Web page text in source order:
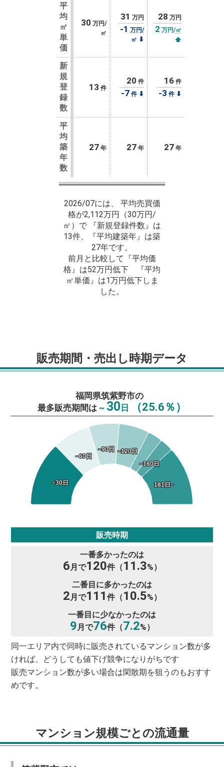
平
均
㎡
単
価
30 万円/
㎡
31 万円
-1 万円/
㎡ ⬇
28 万円
2 万円/㎡
⬆
新
規
登
録
数
13 件
20 件
-7 件⬇
16 件
-3 件⬇
平
均
築
年
数
27 年 27 年 27 年
2026/07には、 平均売買価
格が2,112万円（30万円/
㎡）で 『新規登録件数』は
13件、『平均建築年』は築
27年です。
前月と比較して『平均価
格』は52万円低下 『平均
㎡単価』は1万円低下しま
した。
販売期間・売出し時期データ
福岡県筑紫野市の
最多販売期間は ~ 30日 （25.6％）
~30日
~30日
~60日
~60日
~90日
~90日 ~120日
~120日
~180日
~180日
181日~
181日~
販売時期
一番多かったのは
6月で120件（11.3%）
二番目に多かったのは
2月で111 件（10.5%）
一番目に少なかったのは
9月で76件（7.2%）
同一エリア内で同時に販売されているマンション数が多
ければ、どうしても値下げ競争になりがちです
販売マンション数が多い場合は閑散期を狙うのもおすす
めです。
マンション規模ごとの流通量